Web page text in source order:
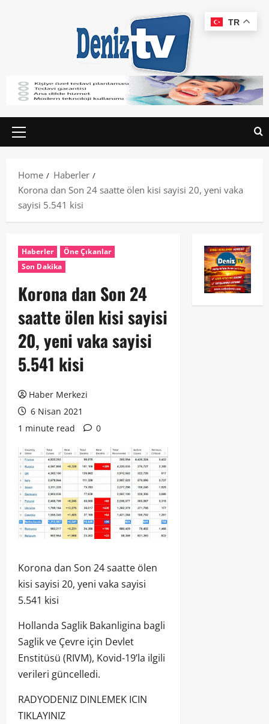
Home
Haberler
Korona dan Son 24 saatte ölen kisi sayisi 20, yeni vaka
sayisi 5.541 kisi
Haberler
Öne Çıkanlar
Son Dakika
Korona dan Son 24
saatte ölen kisi sayisi
20, yeni vaka sayisi
5.541 kisi
Haber Merkezi
6 Nisan 2021
1 minute read
0
Korona dan Son 24 saatte ölen
kisi sayisi 20, yeni vaka sayisi
5.541 kisi
Hollanda Saglik Bakanligina bagli
Saglik ve Çevre için Devlet
Enstitüsü (RIVM), Kovid-19’la ilgili
verileri güncelledi.
RADYODENIZ DINLEMEK ICIN
TIKLAYINIZ
TR